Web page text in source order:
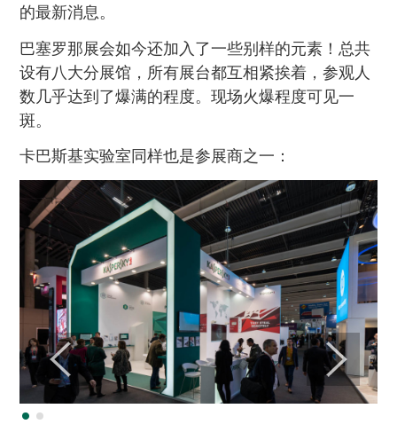
的最新消息。
巴塞罗那展会如今还加入了一些别样的元素！总共
设有八大分展馆，所有展台都互相紧挨着，参观人
数几乎达到了爆满的程度。现场火爆程度可见一
斑。
卡巴斯基实验室同样也是参展商之一：